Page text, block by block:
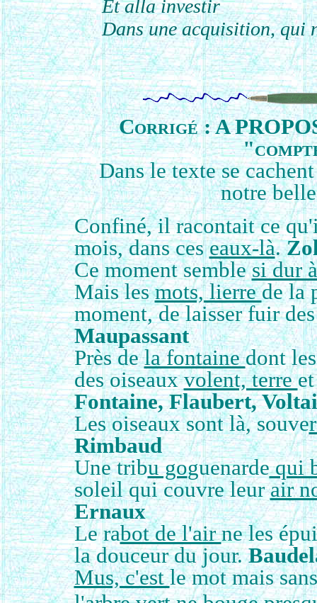
Et alla investir
Dans une acquisition, qui
Corrigé : A
Dans le texte se
notre
Confiné, il racontait ce
mois, dans ceseaux-là.
Ce moment semblesi dur
Mais lesmots, lierrede la
moment, de laisser fuir
Maupassant
Près dela fontainedont
des oiseauxvolent, terre
Fontaine, Flaubert,
Les oiseaux sont là, souve
Rimbaud
Une tribu goguenardequi
soleil qui couvre leurair
Ernaux
Le rabot de l'airne les
la douceur du jour.
Mus, c'estle mot mais